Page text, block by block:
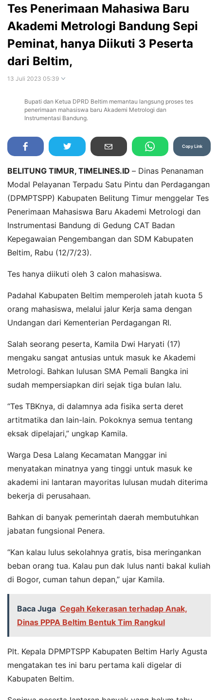
Tes Penerimaan Mahasiwa Baru
Akademi Metrologi Bandung Sepi
Peminat, hanya Diikuti 3 Peserta
dari Beltim,
13 Juli 2023 05:39
Perbesar
Bupati dan Ketua DPRD Beltim memantau langsung proses tes
penerimaan mahasiswa baru Akademi Metrologi dan
Instrumentasi Bandung.
Copy Link
BELITUNG TIMUR, TIMELINES.ID – Dinas Penanaman
Modal Pelayanan Terpadu Satu Pintu dan Perdagangan
(DPMPTSPP) Kabupaten Belitung Timur menggelar Tes
Penerimaan Mahasiswa Baru Akademi Metrologi dan
Instrumentasi Bandung di Gedung CAT Badan
Kepegawaian Pengembangan dan SDM Kabupaten
Beltim, Rabu (12/7/23).
Tes hanya diikuti oleh 3 calon mahasiswa.
Padahal Kabupaten Beltim memperoleh jatah kuota 5
orang mahasiswa, melalui jalur Kerja sama dengan
Undangan dari Kementerian Perdagangan RI.
Salah seorang peserta, Kamila Dwi Haryati (17)
mengaku sangat antusias untuk masuk ke Akademi
Metrologi. Bahkan lulusan SMA Pemali Bangka ini
sudah mempersiapkan diri sejak tiga bulan lalu.
“Tes TBKnya, di dalamnya ada fisika serta deret
artitmatika dan lain-lain. Pokoknya semua tentang
eksak dipelajari,” ungkap Kamila.
Warga Desa Lalang Kecamatan Manggar ini
menyatakan minatnya yang tinggi untuk masuk ke
akademi ini lantaran mayoritas lulusan mudah diterima
bekerja di perusahaan.
Bahkan di banyak pemerintah daerah membutuhkan
jabatan fungsional Penera.
“Kan kalau lulus sekolahnya gratis, bisa meringankan
beban orang tua. Kalau pun dak lulus nanti bakal kuliah
di Bogor, cuman tahun depan,” ujar Kamila.
Baca Juga Cegah Kekerasan terhadap Anak,
Dinas PPPA Beltim Bentuk Tim Rangkul
Plt. Kepala DPMPTSPP Kabupaten Beltim Harly Agusta
mengatakan tes ini baru pertama kali digelar di
Kabupaten Beltim.